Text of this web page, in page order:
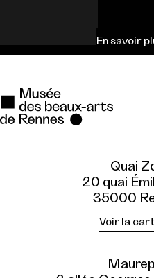
En savoir
Quai
20 quai
35000
Voir la